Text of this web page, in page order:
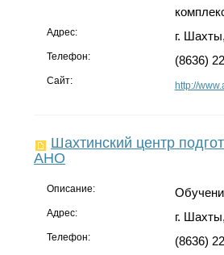
Адрес: г.
Телефон: (8636)
Сайт: http://
Шахтинский центр
АНО
Описание:
Адрес: г.
Телефон: (8636)